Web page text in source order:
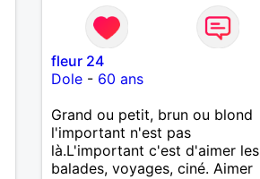
fleur 24
Dole- 60 ans
Grand ou petit, brun ou blond
l'important n'est pas
là.L'important c'est d'aimer les
balades, voyages, ciné. Aimer